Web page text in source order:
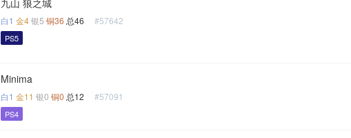
九山 狼之城
白1 金4银5 铜36 总46 #57642
PS5
Minima
白1 金11 银0 铜0 总12 #57091
PS4